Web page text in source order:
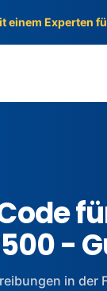
einem Experten
-
in der